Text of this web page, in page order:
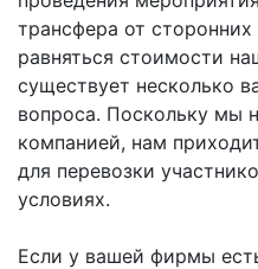
трансфера от
равняться стоимости
существует несколько
вопроса. Поскольку мы
компанией, нам
для перевозки
условиях.
Если у вашей фирмы